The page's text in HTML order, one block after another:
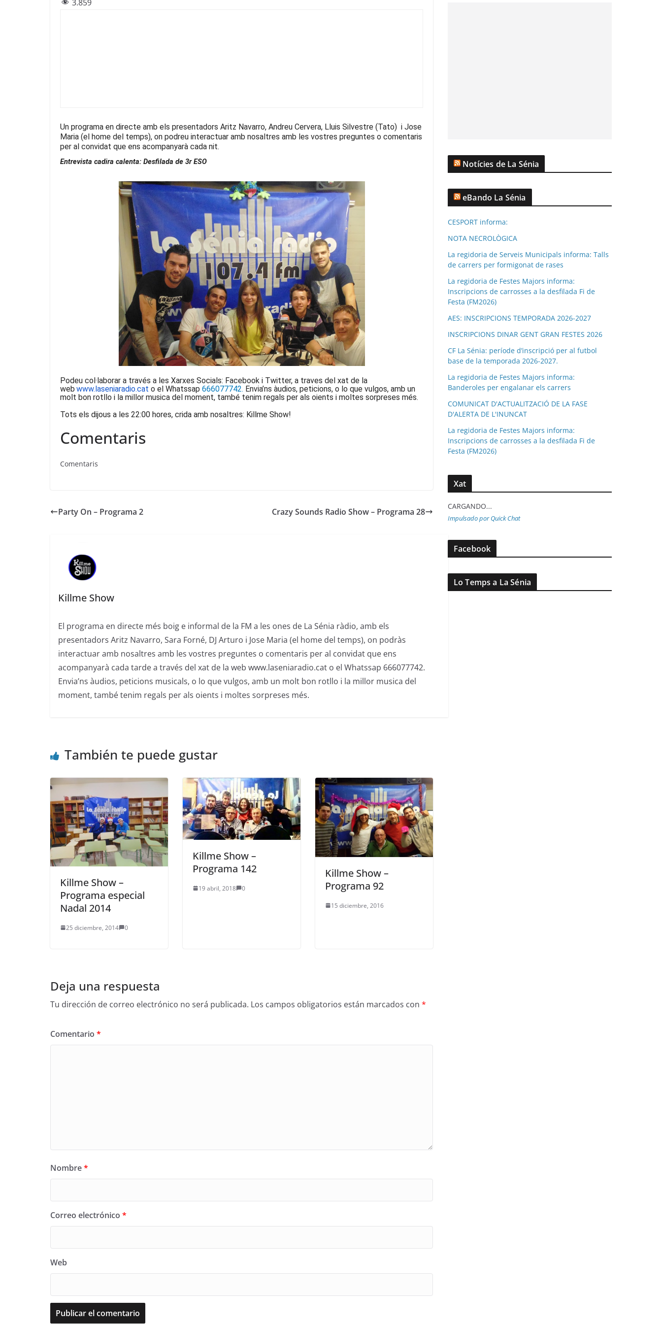
c
3.859
Un programa en directe amb els presentadors Aritz Navarro, Andreu Cervera, Lluis Silvestre (Tato) i Jose
Maria (el home del temps), on podreu interactuar amb nosaltres amb les vostres preguntes o comentaris
per al convidat que ens acompanyarà cada nit.
Entrevista cadira calenta: Desfilada de 3r ESO
Podeu col·laborar a través a les Xarxes Socials: Facebook i Twitter, a traves del xat de la
web www.laseniaradio.cat o el Whatssap 666077742. Envia’ns àudios, peticions, o lo que vulgos, amb un
molt bon rotllo i la millor musica del moment, també tenim regals per als oients i moltes sorpreses més.
Tots els dijous a les 22:00 hores, crida amb nosaltres: Killme Show!
Comentaris
Comentaris
Party On – Programa 2 Crazy Sounds Radio Show – Programa 28
Killme Show
El programa en directe més boig e informal de la FM a les ones de La Sénia ràdio, amb els
presentadors Aritz Navarro, Sara Forné, DJ Arturo i Jose Maria (el home del temps), on podràs
interactuar amb nosaltres amb les vostres preguntes o comentaris per al convidat que ens
acompanyarà cada tarde a través del xat de la web www.laseniaradio.cat o el Whatssap 666077742.
Envia’ns àudios, peticions musicals, o lo que vulgos, amb un molt bon rotllo i la millor musica del
moment, també tenim regals per als oients i moltes sorpreses més.
También te puede gustar
Killme Show –
Programa especial
Nadal 2014
25 diciembre, 2014 0
Killme Show –
Programa 142
19 abril, 2018 0
Killme Show –
Programa 92
15 diciembre, 2016
Deja una respuesta
Tu dirección de correo electrónico no será publicada. Los campos obligatorios están marcados con *
Comentario *
Nombre*
Correo electrónico *
Web
Notícies de La Sénia
eBando La Sénia
CESPORT informa:
NOTA NECROLÒGICA
La regidoria de Serveis Municipals informa: Talls
de carrers per formigonat de rases
La regidoria de Festes Majors informa:
Inscripcions de carrosses a la desfilada Fi de
Festa (FM2026)
AES: INSCRIPCIONS TEMPORADA 2026-2027
INSCRIPCIONS DINAR GENT GRAN FESTES 2026
CF La Sénia: període d’inscripció per al futbol
base de la temporada 2026-2027.
La regidoria de Festes Majors informa:
Banderoles per engalanar els carrers
COMUNICAT D'ACTUALITZACIÓ DE LA FASE
D'ALERTA DE L'INUNCAT
La regidoria de Festes Majors informa:
Inscripcions de carrosses a la desfilada Fi de
Festa (FM2026)
Xat
CARGANDO...
Impulsado por Quick Chat
Facebook
Lo Temps a La Sénia